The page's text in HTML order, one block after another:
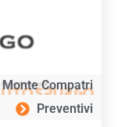
Monte Compatri
Preventivi